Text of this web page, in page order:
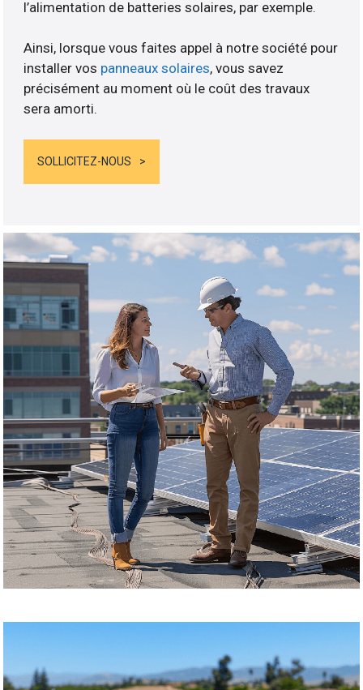
l’alimentation de batteries solaires, par exemple.
Ainsi, lorsque vous faites appel à notre société pour
installer vos panneaux solaires, vous savez
précisément au moment où le coût des travaux
sera amorti.
SOLLICITEZ-NOUS